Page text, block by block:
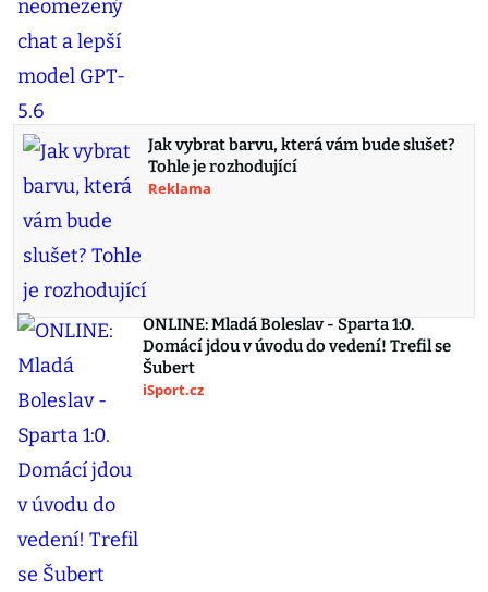
Jak vybrat barvu, která vám bude slušet?
Tohle je rozhodující
Reklama
ONLINE: Mladá Boleslav - Sparta 1:0.
Domácí jdou v úvodu do vedení! Trefil se
Šubert
iSport.cz